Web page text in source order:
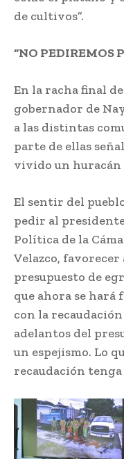
de cultivos”.
“NO PEDIREMOS
En la racha final
gobernador de
a las distintas
parte de ellas
vivido un
El sentir del
pedir al
Política de la
Velazco,
presupuesto de
que ahora se hará
con la
adelantos del
un espejismo. Lo
recaudación tenga